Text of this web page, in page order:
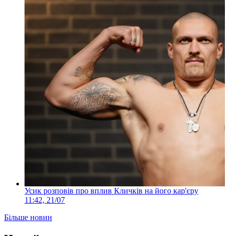
Усик розповів про вплив Кличків на його кар'єру
11:42, 21/07
Більше новин